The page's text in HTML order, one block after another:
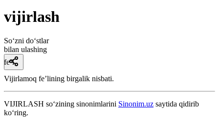
vijirlash
So‘zni do‘stlar
bilan ulashing
fe’l
Vijirlamoq feʼlining birgalik nisbati.
VIJIRLASH so‘zining sinonimlarini Sinonim.uz saytida qidirib
ko‘ring.